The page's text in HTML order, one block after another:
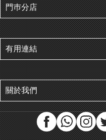
門巿分店
有用連結
關於我們